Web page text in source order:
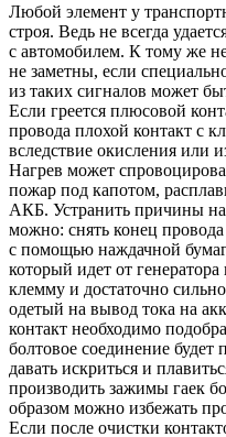
Любой элемент у
строя. Ведь не всегда
с автомобилем. К тому же
не заметны, если
из таких сигналов может
Если греется плюсовой
провода плохой контакт с
вследствие окисления или
Нагрев может
пожар под капотом,
АКБ. Устранить причины
можно: снять конец
с помощью наждачной
который идет от
клемму и достаточно
одетый на вывод тока на
контакт необходимо
болтовое соединение
давать искриться и
производить зажимы гаек
образом можно избежать
Если после очистки